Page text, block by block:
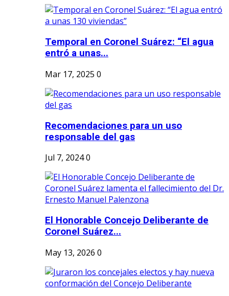
Temporal en Coronel Suárez: “El agua
entró a unas...
Mar 17, 2025 0
Recomendaciones para un uso
responsable del gas
Jul 7, 20240
El Honorable Concejo Deliberante de
Coronel Suárez...
May 13, 2026 0